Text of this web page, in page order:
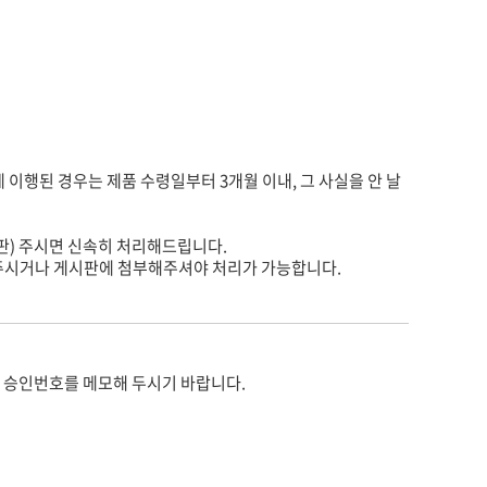
행된 경우는 제품 수령일부터 3개월 이내, 그 사실을 안 날
주시면 신속히 처리해드립니다.
거나 게시판에 첨부해주셔야 처리가 가능합니다.
인번호를 메모해 두시기 바랍니다.